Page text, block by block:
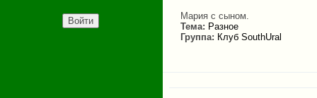
Мария с сыном.
Тема: Разное
Группа: Клуб SouthUral